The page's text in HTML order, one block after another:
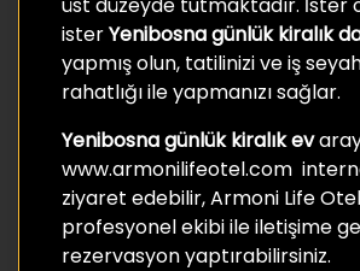
isterYenibosna günlük kiralık
yapmış olun, tatilinizi ve iş
rahatlığı ile yapmanızı sağlar.
Yenibosna günlük kiralık ev
www.armonilifeotel.com
ziyaret edebilir, Armoni Life Otel
profesyonel ekibi ile iletişime
rezervasyon yaptırabilirsiniz.